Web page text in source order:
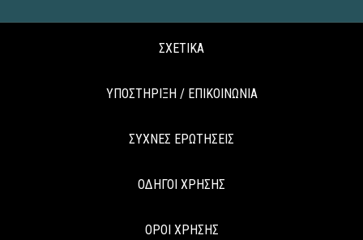
ΣΧΕΤΙΚΑ
ΥΠΟΣΤΗΡΙΞΗ / ΕΠΙΚΟΙΝΩΝΙΑ
ΣΥΧΝΕΣ ΕΡΩΤΗΣΕΙΣ
ΟΔΗΓΟΙ ΧΡΗΣΗΣ
ΟΡΟΙ ΧΡΗΣΗΣ